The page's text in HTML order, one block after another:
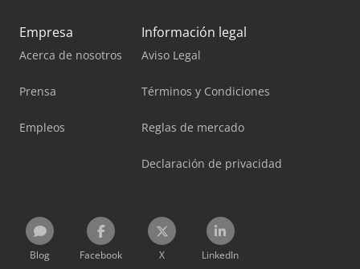
Empresa
Acerca de nosotros
Prensa
Empleos
Información legal
Aviso Legal
Términos y Condiciones
Reglas de mercado
Declaración de privacidad
Blog Facebook X LinkedIn